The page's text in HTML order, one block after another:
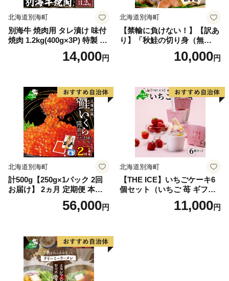
北海道別海町
別海牛 焼肉用 タレ漬け 味付
焼肉 1.2kg(400g×3P) 特製 焼
肉用つけだれつき【北海道
別海町産】【FF000FA01】
牛肉 焼肉 ふるさと納税）（
肉 牛肉 北海道産肉 北海道産
牛肉 道産肉 道産牛肉 肉ギフ
ト 牛肉ギフト 肉セット 牛肉
セット 肉お取り寄せ 牛肉お
取り寄せ 肉送料無料 牛肉送
料無料 焼肉 牛肉 焼肉 和牛
焼肉 焼肉用 ボリューム肉 ）
14,000円
北海道別海町
【禁輸に負けない！】【訳あ
り】「秋鮭の切り身（無
塩）」1.4kg（ 鮭 秋鮭 シャ
ケ 秋シャケ 北海道産鮭 北海
身 さけ切身 国産鮭 国産秋鮭
地場産鮭 地場産秋鮭 ふるさ
と納税 訳あり 訳あり鮭 訳あ
りシャケ 訳あり秋鮭 訳あり
切り身 訳あり 切身）
10,000円
北海道別海町
計500g【250g×1パック 2回
お届け】 2ヵ月 定期便 本場
「北海道」 いくら 醤油漬け
【NKM02NQ13】（野付漁業
くら 鮭いくら 国産いくら 北
海道産いくら 地場産いくら
道産いくら 別海町 ふるさと
納税 ふるさと ikura )
56,000円
北海道別海町
【THE ICE】いちごケーキ6
個セット（いちご 苺 ギフト
ふるさと納税 高評価 アイス I
CE 生乳 別海町産 北海道 ア
11,000円